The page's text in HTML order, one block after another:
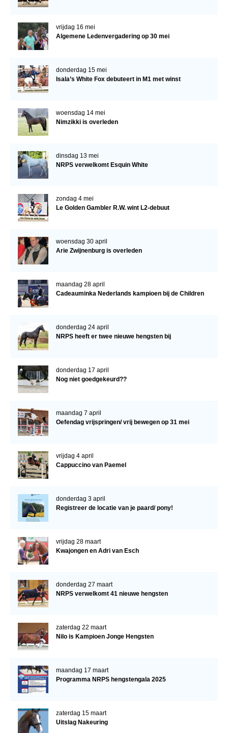
vrijdag 16 mei
Algemene Ledenvergadering op 30 mei
donderdag 15 mei
Isala’s White Fox debuteert in M1 met winst
woensdag 14 mei
Nimzikki is overleden
dinsdag 13 mei
NRPS verwelkomt Esquin White
zondag 4 mei
Le Golden Gambler R.W. wint L2-debuut
woensdag 30 april
Arie Zwijnenburg is overleden
maandag 28 april
Cadeauminka Nederlands kampioen bij de Children
donderdag 24 april
NRPS heeft er twee nieuwe hengsten bij
donderdag 17 april
Nog niet goedgekeurd??
maandag 7 april
Oefendag vrijspringen/ vrij bewegen op 31 mei
vrijdag 4 april
Cappuccino van Paemel
donderdag 3 april
Registreer de locatie van je paard/ pony!
vrijdag 28 maart
Kwajongen en Adri van Esch
donderdag 27 maart
NRPS verwelkomt 41 nieuwe hengsten
zaterdag 22 maart
Nilo is Kampioen Jonge Hengsten
maandag 17 maart
Programma NRPS hengstengala 2025
zaterdag 15 maart
Uitslag Nakeuring